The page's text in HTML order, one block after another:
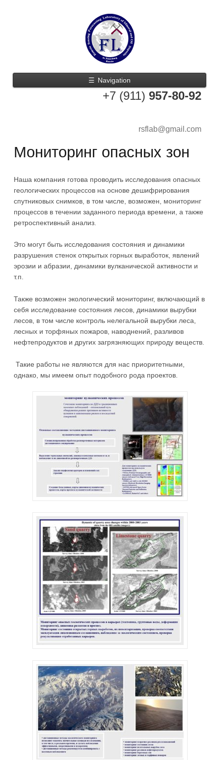
☰ Navigation
+7 (911) 957-80-92
rsflab@gmail.com
Мониторинг опасных зон
Наша компания готова проводить исследования опасных
геологических процессов на основе дешифрирования
спутниковых снимков, в том числе, возможен, мониторинг
процессов в течении заданного периода времени, а также
ретроспективный анализ.
Это могут быть исследования состояния и динамики
разрушения стенок открытых горных выработок, явлений
эрозии и абразии, динамики вулканической активности и
т.п.
Также возможен экологический мониторинг, включающий в
себя исследование состояния лесов, динамики вырубки
лесов, в том числе контроль нелегальной вырубки леса,
лесных и торфяных пожаров, наводнений, разливов
нефтепродуктов и других загрязняющих природу веществ.
Такие работы не являются для нас приоритетными,
однако, мы имеем опыт подобного рода проектов.